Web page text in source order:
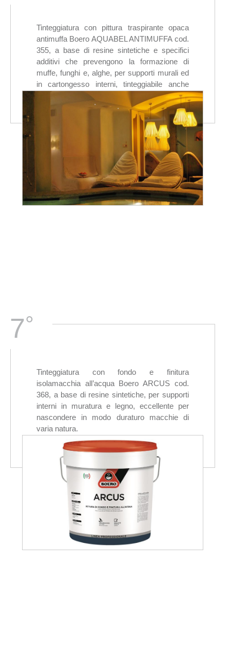
Tinteggiatura con pittura traspirante opaca
antimuffa Boero AQUABEL ANTIMUFFA cod.
355, a base di resine sintetiche e specifici
additivi che prevengono la formazione di
muffe, funghi e, alghe, per supporti murali ed
in cartongesso interni, tinteggiabile anche
7°
Tinteggiatura con fondo e finitura
isolamacchia all’acqua Boero ARCUS cod.
368, a base di resine sintetiche, per supporti
interni in muratura e legno, eccellente per
nascondere in modo duraturo macchie di
varia natura.